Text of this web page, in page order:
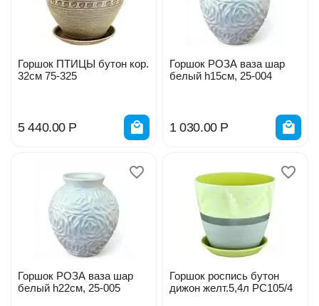
Горшок ПТИЦЫ бутон кор.
32см 75-325
5 440.00 Р
Горшок РОЗА ваза шар
белый h15см, 25-004
1 030.00 Р
Горшок РОЗА ваза шар
белый h22см, 25-005
Горшок роспись бутон
дижон желт.5,4л РС105/4